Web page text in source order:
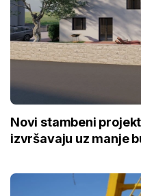
Novi stambeni
izvršavaju uz manje